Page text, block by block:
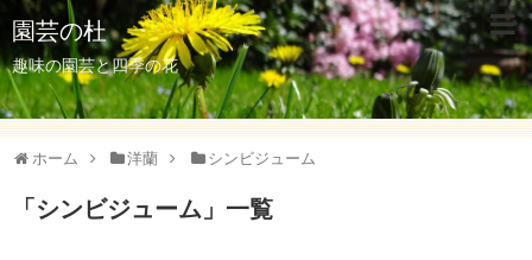
園芸の杜
趣味の園芸と四季の花
ホーム 洋蘭 シンビジューム
「 シンビジューム 」 一覧